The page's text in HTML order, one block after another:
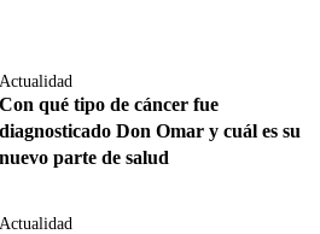
Actualidad
Con qué tipo de cáncer fue
diagnosticado Don Omar y cuál es su
nuevo parte de salud
Actualidad